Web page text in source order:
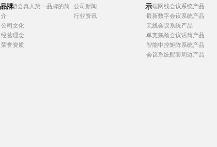
品牌
j9九游会真人第一品牌的简
介
公司文化
经营理念
荣誉资质
公司新闻
行业资讯
示
高端网线会议系统产品
最新数字会议系统产品
无线会议系统产品
单支鹅颈会议话筒产品
智能中控矩阵系统产品
会议系统配套周边产品